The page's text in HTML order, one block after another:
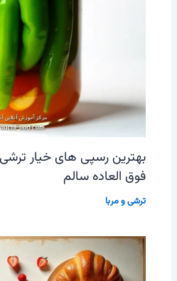
فوق العاده سالم
ترشی و مربا